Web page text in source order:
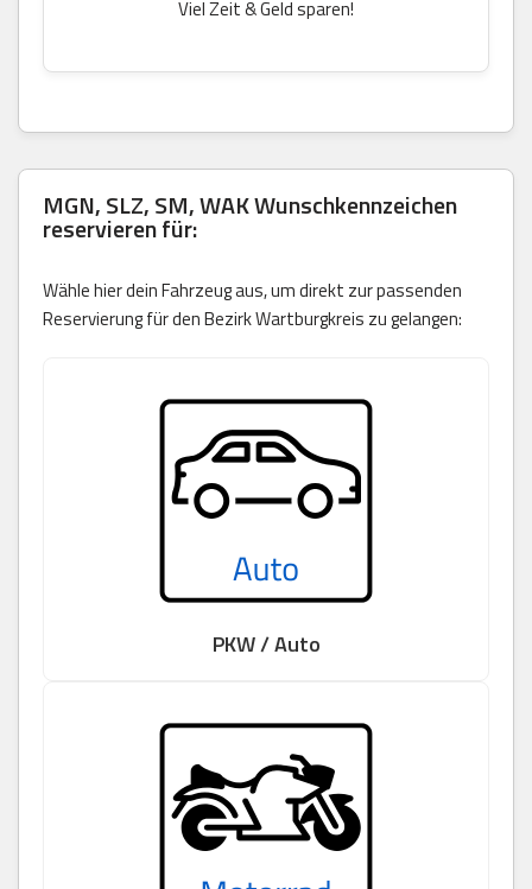
Viel Zeit & Geld sparen!
MGN, SLZ, SM, WAK Wunschkennzeichen
reservieren für:
Wähle hier dein Fahrzeug aus, um direkt zur passenden
Reservierung für den Bezirk Wartburgkreis zu gelangen:
PKW / Auto